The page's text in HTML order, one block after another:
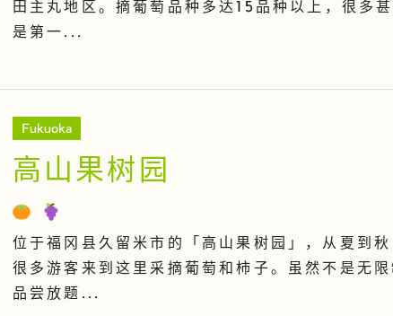
田主丸地区。摘葡萄品种多达15品种以上，很多
是第一...
Fukuoka
高山果树园
位于福冈县久留米市的「高山果树园」，从夏到
很多游客来到这里采摘葡萄和柿子。虽然不是无
品尝放题...